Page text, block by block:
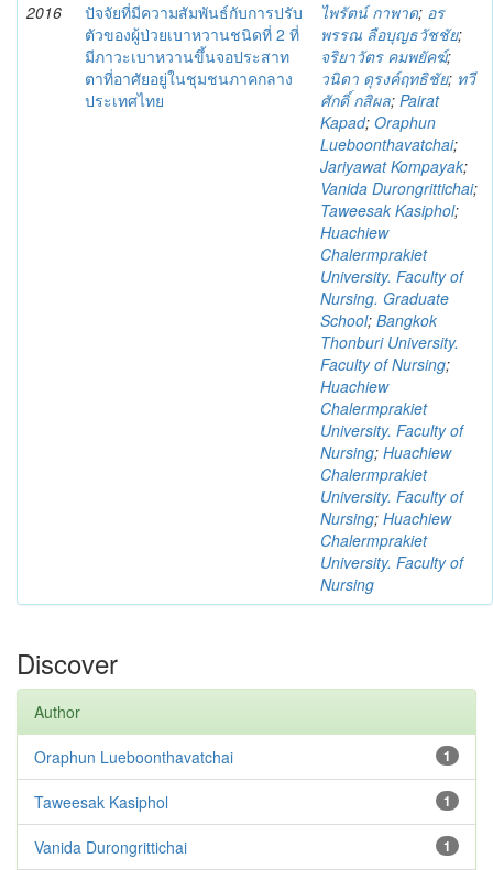
2016
ปัจจัยที่มีความสัมพันธ์กับการปรับ
ตัวของผู้ป่วยเบาหวานชนิดที่ 2 ที่
มีภาวะเบาหวานขึ้นจอประสาท
ตาที่อาศัยอยู่ในชุมชนภาคกลาง
ประเทศไทย
ไพรัตน์ กาพาด; อร
พรรณ ลือบุญธวัชชัย;
จริยาวัตร คมพยัคฆ์;
วนิดา ดุรงค์ฤทธิชัย; ทวี
ศักดิ์ กสิผล; Pairat
Kapad; Oraphun
Lueboonthavatchai;
Jariyawat Kompayak;
Vanida Durongrittichai;
Taweesak Kasiphol;
Huachiew
Chalermprakiet
University. Faculty of
Nursing. Graduate
School; Bangkok
Thonburi University.
Faculty of Nursing;
Huachiew
Chalermprakiet
University. Faculty of
Nursing; Huachiew
Chalermprakiet
University. Faculty of
Nursing; Huachiew
Chalermprakiet
University. Faculty of
Nursing
Discover
Author
1
Oraphun Lueboonthavatchai
1
Taweesak Kasiphol
1
Vanida Durongrittichai